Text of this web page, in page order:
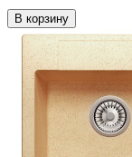
В корзину